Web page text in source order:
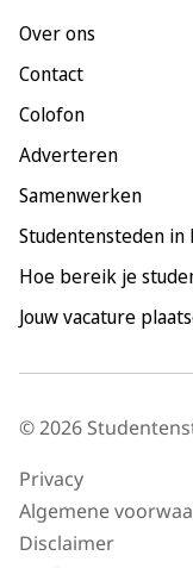
Over ons
Contact
Colofon
Adverteren
Samenwerken
Studentensteden in
Hoe bereik je
Jouw vacature
© 2026
Privacy
Algemene
Disclaimer